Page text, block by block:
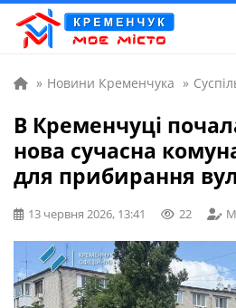
» Новини Кременчука »
В Кременчуці
нова сучасна
для прибирання
13 червня 2026, 13:41 22